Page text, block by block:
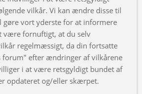
vilkår. Vi kan ændre disse til
gøre vort yderste for at informere
være fornuftigt, at du selv
regelmæssigt, da din fortsatte
forum" efter ændringer af vilkårene
i at være retsgyldigt bundet af
opdateret og/eller skærpet.